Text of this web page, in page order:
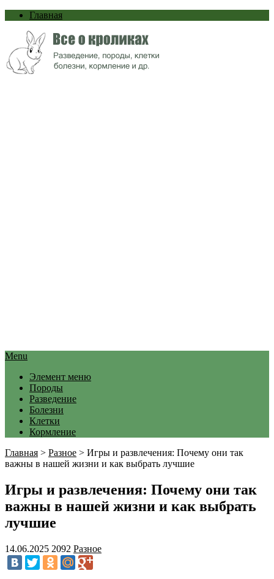
Главная
Menu
Элемент меню
Породы
Разведение
Болезни
Клетки
Кормление
Главная > Разное > Игры и развлечения: Почему они так
важны в нашей жизни и как выбрать лучшие
Игры и развлечения: Почему они так
важны в нашей жизни и как выбрать
лучшие
14.06.2025 2092 Разное